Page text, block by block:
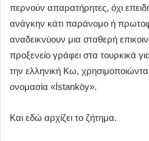
περνούν απαρατήρητες, όχι
ανάγκην κάτι παράνομο ή
αναδεικνύουν μια σταθερή
προξενείο γράφει στα τουρκικά
την ελληνική Κω,
ονομασία «İstanköy».
Και εδώ αρχίζει το ζήτημα.